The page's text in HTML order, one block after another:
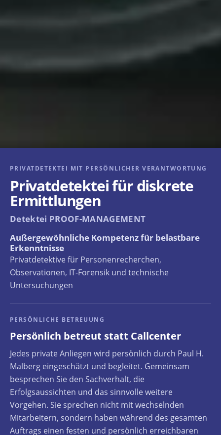
PRIVATDETEKTEI MIT PERSÖNLICHER VERANTWORTUNG
Privatdetektei für diskrete
Ermittlungen
Detektei PROOF-MANAGEMENT
Außergewöhnliche Kompetenz für belastbare
Erkenntnisse
Privatdetektive für Personenrecherchen,
Observationen, IT-Forensik und technische
Untersuchungen
PERSÖNLICHE BETREUUNG
Persönlich betreut statt Callcenter
Jedes private Anliegen wird persönlich durch Paul H.
Malberg eingeschätzt und begleitet. Gemeinsam
besprechen Sie den Sachverhalt, die
Erfolgsaussichten und das sinnvolle weitere
Vorgehen. Sie sprechen nicht mit wechselnden
Mitarbeitern, sondern haben während des gesamten
Auftrags einen festen und persönlich erreichbaren